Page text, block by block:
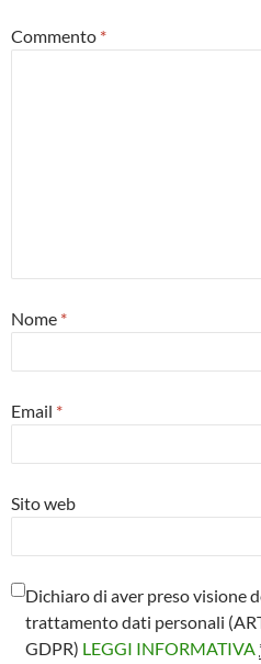
Commento *
Nome *
Email *
Sito web
Dichiaro di aver preso visione
trattamento dati personali
GDPR) LEGGI INFORMATIVA